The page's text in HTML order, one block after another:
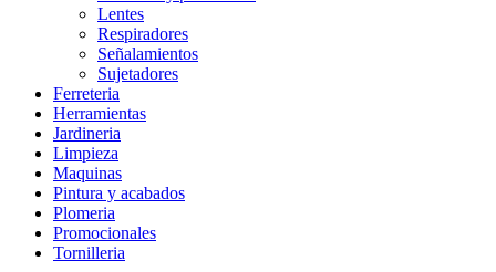
Lentes
Respiradores
Señalamientos
Sujetadores
Ferreteria
Herramientas
Jardineria
Limpieza
Maquinas
Pintura y acabados
Plomeria
Promocionales
Tornilleria